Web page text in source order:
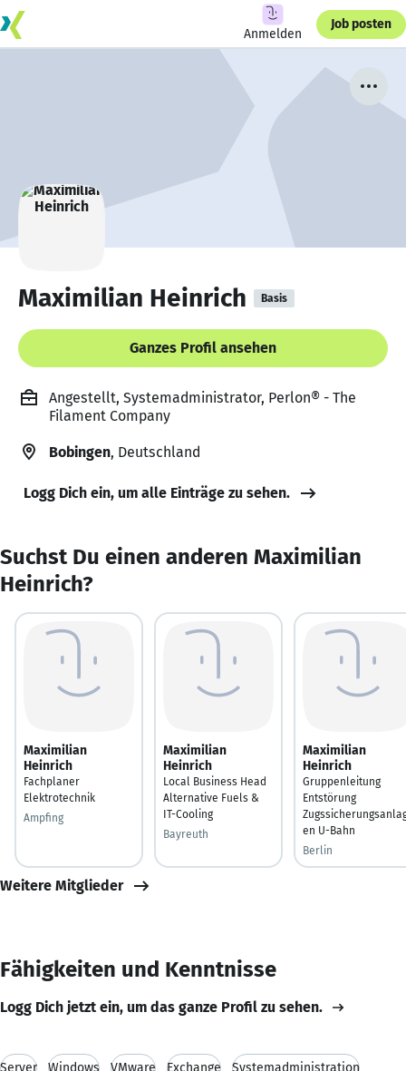
Anmelden
Job posten
Maximilian Heinrich Basis
Ganzes Profil ansehen
Angestellt, Systemadministrator, Perlon® - The
Filament Company
Bobingen, Deutschland
Logg Dich ein, um alle Einträge zu sehen.
Suchst Du einen anderen Maximilian
Heinrich?
Maximilian
Heinrich
Fachplaner
Elektrotechnik
Ampfing
Maximilian
Heinrich
Local Business Head
Alternative Fuels &
IT-Cooling
Bayreuth
Maximilian
Heinrich
Gruppenleitung
Entstörung
en U-Bahn
Berlin
Weitere Mitglieder
Fähigkeiten und Kenntnisse
Logg Dich jetzt ein, um das ganze Profil zu sehen.
Server Windows VMware Exchange Systemadministration